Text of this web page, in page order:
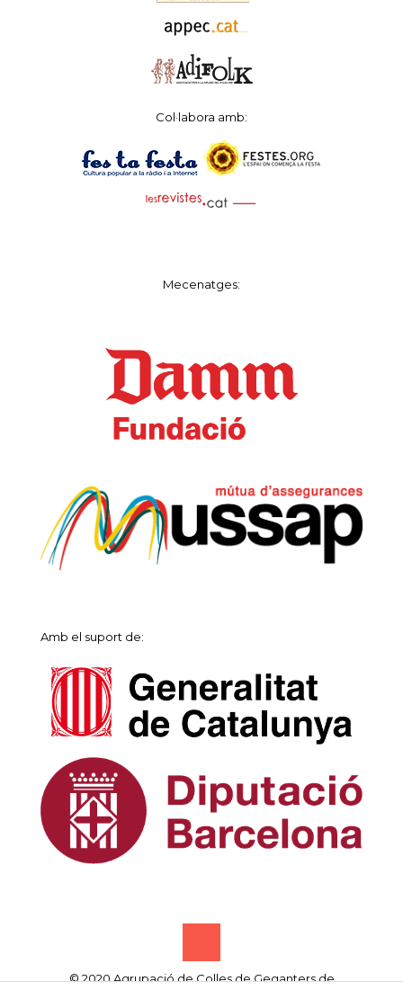
Col·labora amb:
Mecenatges:
Amb el suport de:
© 2020 Agrupació de Colles de Geganters de